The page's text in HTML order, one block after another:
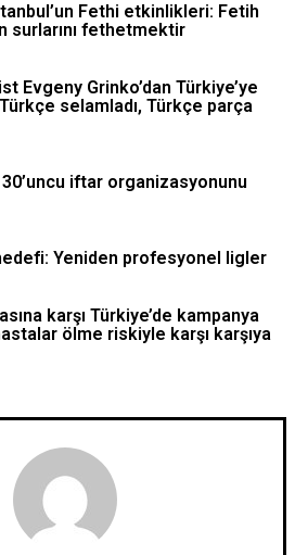
Fethi etkinlikleri: Fetih
surlarını fethetmektir
Evgeny Grinko’dan Türkiye’ye
selamladı, Türkçe parça
30’uncu iftar organizasyonunu
Yeniden profesyonel ligler
karşı Türkiye’de kampanya
ölme riskiyle karşı karşıya